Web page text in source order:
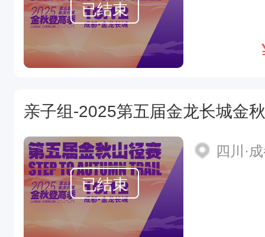
已结束
亲子组-2025第五届金龙长城金
已结束
四川·